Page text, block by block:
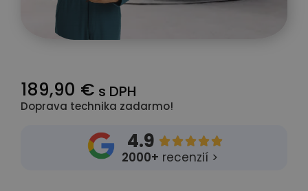
189,90 € s DPH
Doprava technika zadarmo!
4.9 
2000+ recenzií >